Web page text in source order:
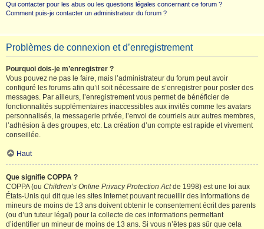
Qui contacter pour les abus ou les questions légales concernant ce forum ?
Comment puis-je contacter un administrateur du forum ?
Problèmes de connexion et d’enregistrement
Pourquoi dois-je m’enregistrer ?
Vous pouvez ne pas le faire, mais l’administrateur du forum peut avoir
configuré les forums afin qu’il soit nécessaire de s’enregistrer pour poster des
messages. Par ailleurs, l’enregistrement vous permet de bénéficier de
fonctionnalités supplémentaires inaccessibles aux invités comme les avatars
personnalisés, la messagerie privée, l’envoi de courriels aux autres membres,
l’adhésion à des groupes, etc. La création d’un compte est rapide et vivement
conseillée.
Haut
Que signifie COPPA ?
COPPA (ou Children’s Online Privacy Protection Actde 1998) est une loi aux
États-Unis qui dit que les sites Internet pouvant recueillir des informations de
mineurs de moins de 13 ans doivent obtenir le consentement écrit des parents
(ou d’un tuteur légal) pour la collecte de ces informations permettant
d’identifier un mineur de moins de 13 ans. Si vous n’êtes pas sûr que cela